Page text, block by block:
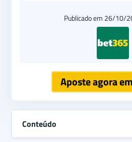
Publicado em 26/10/
Aposte agora
Conteúdo